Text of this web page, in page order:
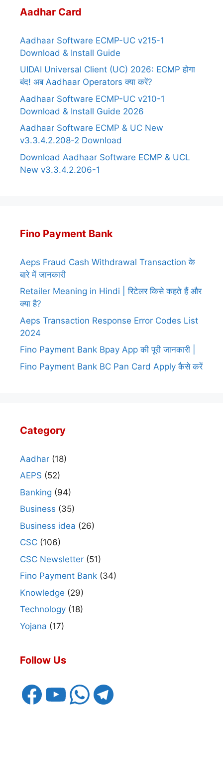
Aadhar Card
Aadhaar Software ECMP-UC v215-1
Download & Install Guide
UIDAI Universal Client (UC) 2026: ECMP होगा
बंद! अब Aadhaar Operators क्या करें?
Aadhaar Software ECMP-UC v210-1
Download & Install Guide 2026
Aadhaar Software ECMP & UC New
v3.3.4.2.208-2 Download
Download Aadhaar Software ECMP & UCL
New v3.3.4.2.206-1
Fino Payment Bank
Aeps Fraud Cash Withdrawal Transaction के
बारे में जानकारी
Retailer Meaning in Hindi | रिटेलर किसे कहते हैं और
क्या है?
Aeps Transaction Response Error Codes List
2024
Fino Payment Bank Bpay App की पूरी जानकारी |
Fino Payment Bank BC Pan Card Apply कैसे करें
Category
Aadhar (18)
AEPS (52)
Banking (94)
Business (35)
Business idea (26)
CSC (106)
CSC Newsletter (51)
Fino Payment Bank (34)
Knowledge (29)
Technology (18)
Yojana (17)
Follow Us
FacebookYouTubeWhatsAppTelegram